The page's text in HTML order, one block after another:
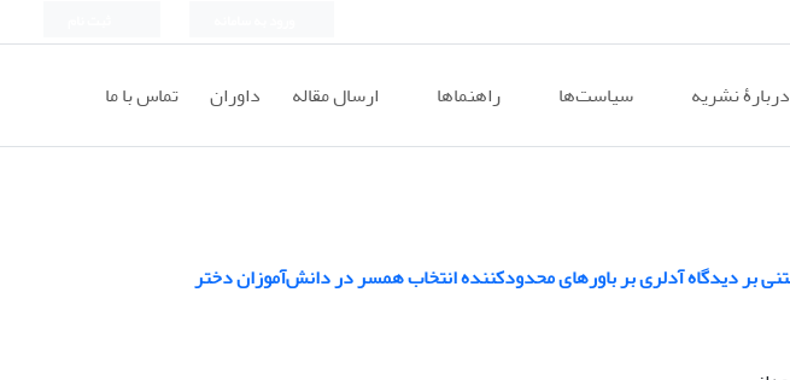
دربارۀ نشریه سیاست‌ها راهنماها ارسال مقاله داوران تماس با ما
بر دیدگاه آدلری بر باورهای محدودکننده انتخاب همسر در دانش‌آموزان دختر